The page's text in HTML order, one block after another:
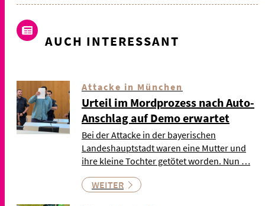
AUCH INTERESSANT
Attacke in München
Urteil im Mordprozess nach Auto-
Anschlag auf Demo erwartet
Bei der Attacke in der bayerischen
Landeshauptstadt waren eine Mutter und
ihre kleine Tochter getötet worden. Nun …
WEITER